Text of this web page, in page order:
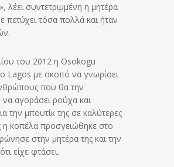
λέει συντετριμμένη η μητέρα
πετύχει τόσα πολλά και ήταν
του 2012 η Osokogu
Lagos με σκοπό να γνωρίσει
που θα την
αγοράσει ρούχα και
την μπουτίκ της σε καλύτερες
η κοπέλα προσγειώθηκε στο
στην μητέρα της και την
είχε φτάσει.